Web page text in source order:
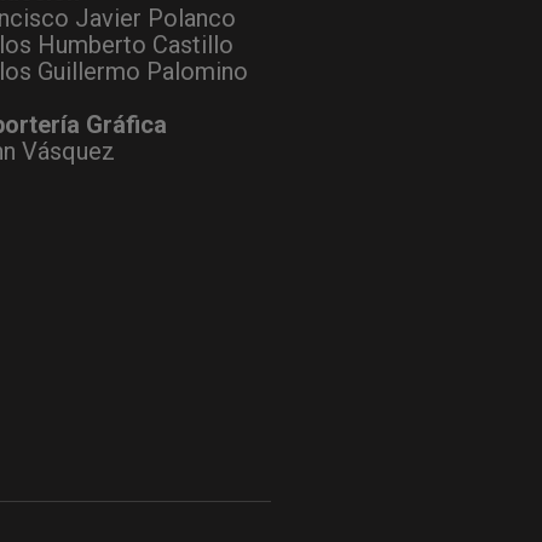
Javier Polanco
Humberto Castillo
Guillermo Palomino
Gráfica
Vásquez